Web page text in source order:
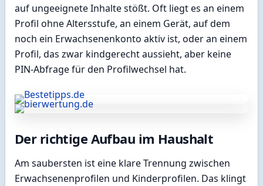
auf ungeeignete Inhalte stößt. Oft liegt es an einem
Profil ohne Altersstufe, an einem Gerät, auf dem
noch ein Erwachsenenkonto aktiv ist, oder an einem
Profil, das zwar kindgerecht aussieht, aber keine
PIN-Abfrage für den Profilwechsel hat.
Der richtige Aufbau im Haushalt
Am saubersten ist eine klare Trennung zwischen
Erwachsenenprofilen und Kinderprofilen. Das klingt